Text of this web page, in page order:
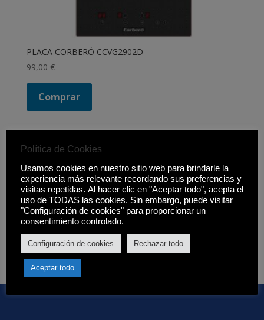
PLACA CORBERÓ CCVG2902D
99,00 €
Comprar
Cerrar
Filtros
Estado
Disponibilidad
Hay existencias
Aplicar
Política de Cookies
Usamos cookies en nuestro sitio web para brindarle la
experiencia más relevante recordando sus preferencias y
visitas repetidas. Al hacer clic en "Aceptar todo", acepta el
uso de TODAS las cookies. Sin embargo, puede visitar
"Configuración de cookies" para proporcionar un
consentimiento controlado.
Configuración de cookies Rechazar todo
Aceptar todo